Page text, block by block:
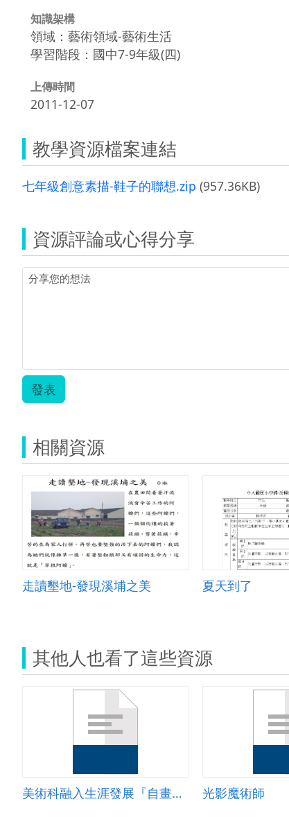
知識架構
領域：藝術領域-藝術生活
學習階段：國中7-9年級(四)
上傳時間
2011-12-07
教學資源檔案連結
七年級創意素描-鞋子的聯想.zip (957.36KB)
資源評論或心得分享
發表
相關資源
走讀墾地-發現溪埔之美 夏天到了
其他人也看了這些資源
美術科融入生涯發展『自畫像與十年後的我』 光影魔術師